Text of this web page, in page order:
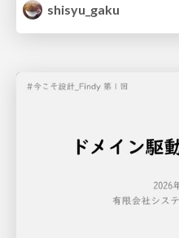
shisyu_gaku